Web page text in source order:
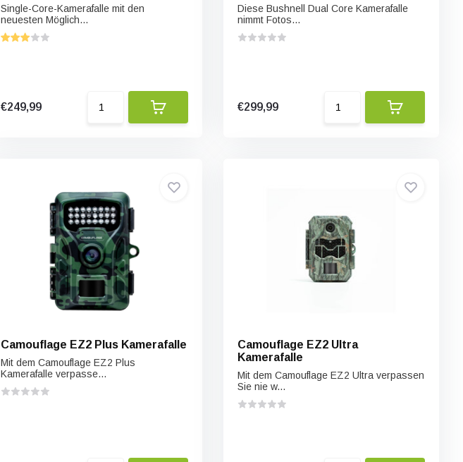
Single-Core-Kamerafalle mit den
neuesten Möglich...
€249,99
Diese Bushnell Dual Core Kamerafalle
nimmt Fotos...
€299,99
Camouflage EZ2 Plus Kamerafalle
Mit dem Camouflage EZ2 Plus
Kamerafalle verpasse...
Camouflage EZ2 Ultra
Kamerafalle
Mit dem Camouflage EZ2 Ultra verpassen
Sie nie w...